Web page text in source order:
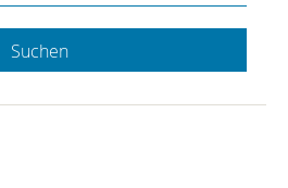
Suchen